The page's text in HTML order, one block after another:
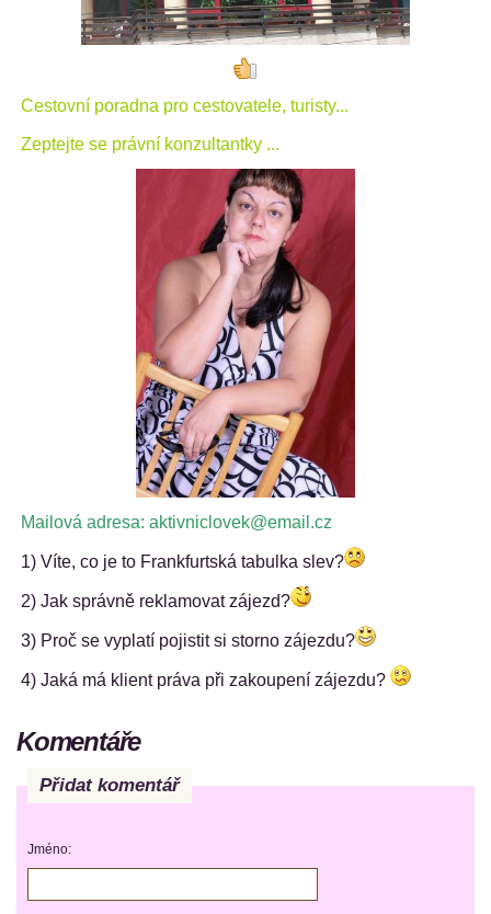
Cestovní poradna pro cestovatele, turisty...
Zeptejte se právní konzultantky ...
Mailová adresa: aktivniclovek@email.cz
1) Víte, co je to Frankfurtská tabulka slev?
2) Jak správně reklamovat zájezd?
3) Proč se vyplatí pojistit si storno zájezdu?
4) Jaká má klient práva při zakoupení zájezdu?
Komentáře
Přidat komentář
Jméno: